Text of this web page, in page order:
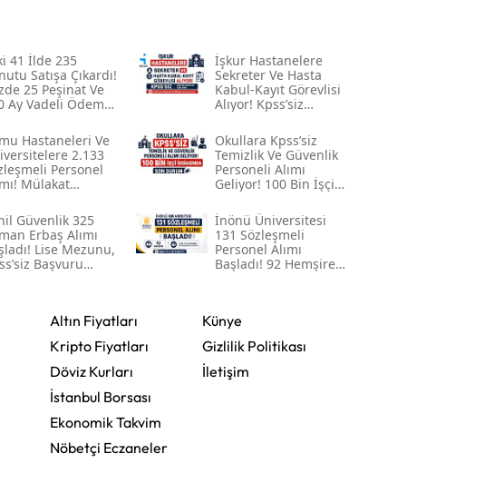
Isparta
İstanbul
İzmir
Kars
Kastamonu
Kırklareli
Kırşehir
41 İlde 235
Satışa Çıkardı!
25 Peşinat Ve
Ay Vadeli Ödeme
İşkur Hastanelere
Sekreter Ve Hasta
Kabul-Kayıt Görevlisi
Alıyor! Kpss’siz
Açıklandı
Hastaneleri Ve
2.133
Personel
Mülakat
Atama
Okullara Kpss’siz
Temizlik Ve Güvenlik
Personeli Alımı
Geliyor! 100 Bin İşçi
Durum
Güvenlik 325
Erbaş Alımı
Lise Mezunu,
Başvuru
İnönü Üniversitesi
131 Sözleşmeli
Personel Alımı
Başladı! 92 Hemşire
Altın Fiyatları
Kripto Fiyatları
Döviz Kurları
İstanbul Borsası
Ekonomik Takvim
Nöbetçi Eczaneler
Künye
Gizlilik Politikası
İletişim